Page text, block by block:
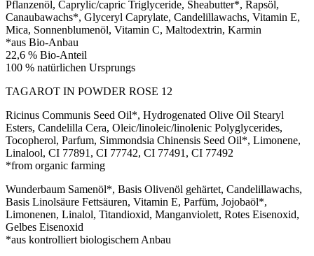
Pflanzenöl, Caprylic/capric Triglyceride, Sheabutter*, Rapsöl,
Canaubawachs*, Glyceryl Caprylate, Candelillawachs, Vitamin E,
Mica, Sonnenblumenöl, Vitamin C, Maltodextrin, Karmin
*aus Bio-Anbau
22,6 % Bio-Anteil
100 % natürlichen Ursprungs
TAGAROT IN POWDER ROSE 12
Ricinus Communis Seed Oil*, Hydrogenated Olive Oil Stearyl
Esters, Candelilla Cera, Oleic/linoleic/linolenic Polyglycerides,
Tocopherol, Parfum, Simmondsia Chinensis Seed Oil*, Limonene,
Linalool, CI 77891, CI 77742, CI 77491, CI 77492
*from organic farming
Wunderbaum Samenöl*, Basis Olivenöl gehärtet, Candelillawachs,
Basis Linolsäure Fettsäuren, Vitamin E, Parfüm, Jojobaöl*,
Limonenen, Linalol, Titandioxid, Manganviolett, Rotes Eisenoxid,
Gelbes Eisenoxid
*aus kontrolliert biologischem Anbau